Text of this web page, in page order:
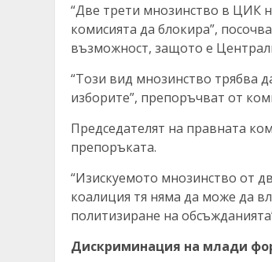
“Две трети мнозинство в ЦИК
комисията да блокира”,
възможност, защото е
“Този вид мнозинство трябва
изборите”, препоръчват от
Председателят на правната
препоръката.
“Изискуемото мнозинство от
коалиция тя няма да може да
политизиране на
Дискриминация на млади